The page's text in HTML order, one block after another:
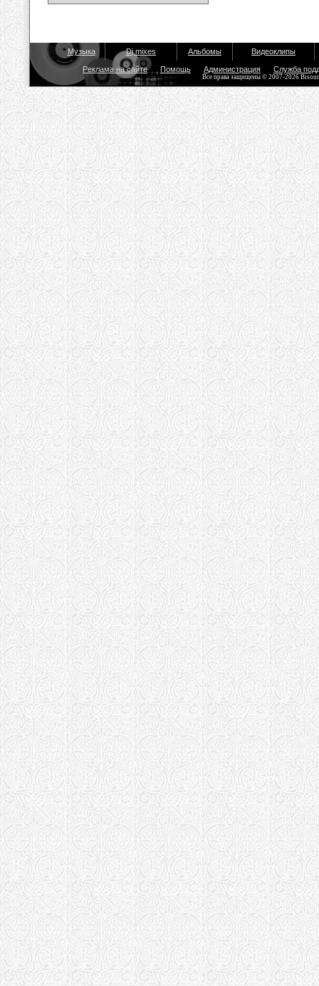
Музыка Dj mixes Альбомы Видеоклипы
Реклама на сайте Помощь Администрация Служба
Все права защищены © 2007-2026